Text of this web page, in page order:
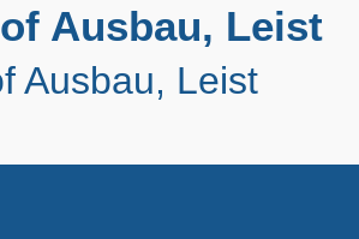
Ausbau, Leist
Ausbau, Leist